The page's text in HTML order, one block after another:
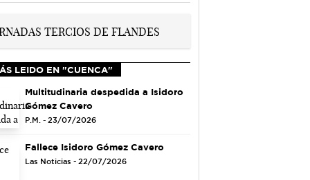
LEIDO EN "CUENCA"
Multitudinaria despedida a Isidoro
Gómez Cavero
P.M. - 23/07/2026
Fallece Isidoro Gómez Cavero
Las Noticias - 22/07/2026